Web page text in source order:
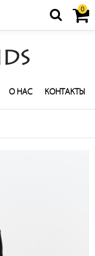
0
О НАС КОНТАКТЫ